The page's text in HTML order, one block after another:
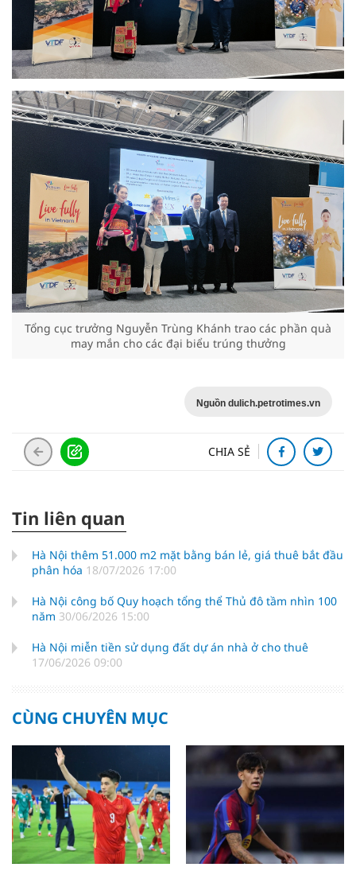
Tổng cục trưởng Nguyễn Trùng Khánh trao các phần quà
may mắn cho các đại biểu trúng thưởng
Nguồn dulich.petrotimes.vn
CHIA SẺ
Tin liên quan
Hà Nội thêm 51.000 m2 mặt bằng bán lẻ, giá thuê bắt đầu
phân hóa 18/07/2026 17:00
Hà Nội công bố Quy hoạch tổng thể Thủ đô tầm nhìn 100
năm 30/06/2026 15:00
Hà Nội miễn tiền sử dụng đất dự án nhà ở cho thuê
17/06/2026 09:00
CÙNG CHUYÊN MỤC